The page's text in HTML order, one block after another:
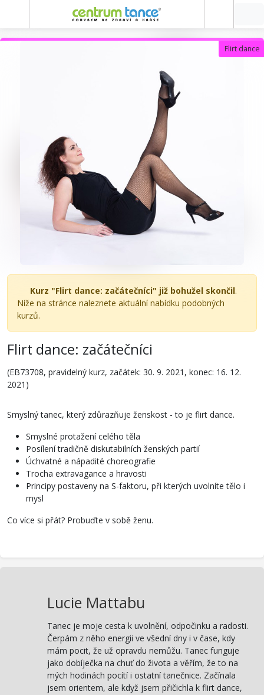
Flirt dance
Kurz "Flirt dance: začátečníci" již bohužel skončil.
Níže na stránce naleznete aktuální nabídku podobných
kurzů.
Flirt dance: začátečníci
(EB73708, pravidelný kurz, začátek: 30. 9. 2021, konec: 16. 12.
2021)
Smyslný tanec, který zdůrazňuje ženskost - to je flirt dance.
Smyslné protažení celého těla
Posílení tradičně diskutabilních ženských partií
Úchvatné a nápadité choreografie
Trocha extravagance a hravosti
Principy postaveny na S-faktoru, při kterých uvolníte tělo i
mysl
Co více si přát? Probuďte v sobě ženu.
Lucie Mattabu
Tanec je moje cesta k uvolnění, odpočinku a radosti.
Čerpám z něho energii ve všední dny i v čase, kdy
mám pocit, že už opravdu nemůžu. Tanec funguje
jako dobíječka na chuť do života a věřím, že to na
mých hodinách pocítí i ostatní tanečnice. Začínala
jsem orientem, ale když jsem přičichla k flirt dance,